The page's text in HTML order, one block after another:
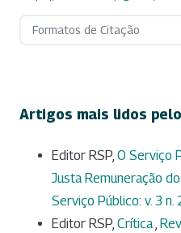
Formatos de Citação
Artigos mais lidos
Editor RSP, O Serviço
Justa Remuneração
Serviço Público: v. 3
Editor RSP, Crítica,